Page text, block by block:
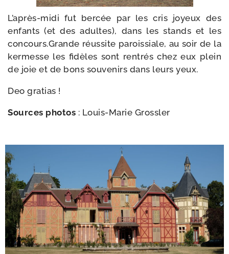
L’après-midi fut ber­cée par les cris joyeux des
enfants (et des adultes), dans les stands et les
concours.Grande réus­site parois­siale, au soir de la
ker­messe les fidèles sont ren­trés chez eux plein
de joie et de bons sou­ve­nirs dans leurs yeux.
Deo gra­tias !
Sources pho­tos : Louis-​Marie Grossler